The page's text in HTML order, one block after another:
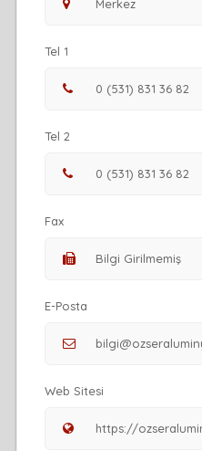
Tel 1
Tel 2
Fax
E-Posta
Web Sitesi